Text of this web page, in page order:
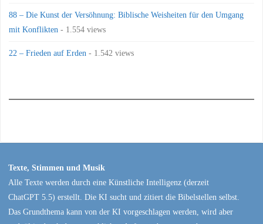
88 – Die Kunst der Versöhnung: Biblische Weisheiten für den Umgang
mit Konflikten - 1.554 views
22 – Frieden auf Erden - 1.542 views
Texte, Stimmen und Musik
Alle Texte werden durch eine Künstliche Intelligenz (derzeit
ChatGPT 5.5) erstellt. Die KI sucht und zitiert die Bibelstellen selbst.
Das Grundthema kann von der KI vorgeschlagen werden, wird aber